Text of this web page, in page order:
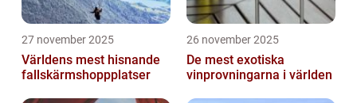
27 november 2025
Världens mest hisnande
fallskärmshoppplatser
26 november 2025
De mest exotiska
vinprovningarna i världen